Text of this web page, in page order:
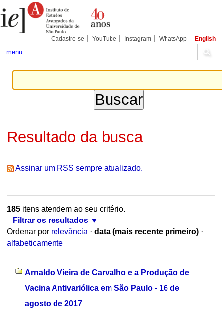
para
conteúdo.
Pessoais
Cadastre-se YouTube Instagram WhatsApp English
menu
Resultado da busca
Assinar um RSS sempre atualizado.
185itens atendem ao seu critério.
Filtrar os resultados
Ordenar por relevância · data (mais recente primeiro) ·
alfabeticamente
Arnaldo Vieira de Carvalho e a Produção de
Vacina Antivariólica em São Paulo - 16 de
agosto de 2017